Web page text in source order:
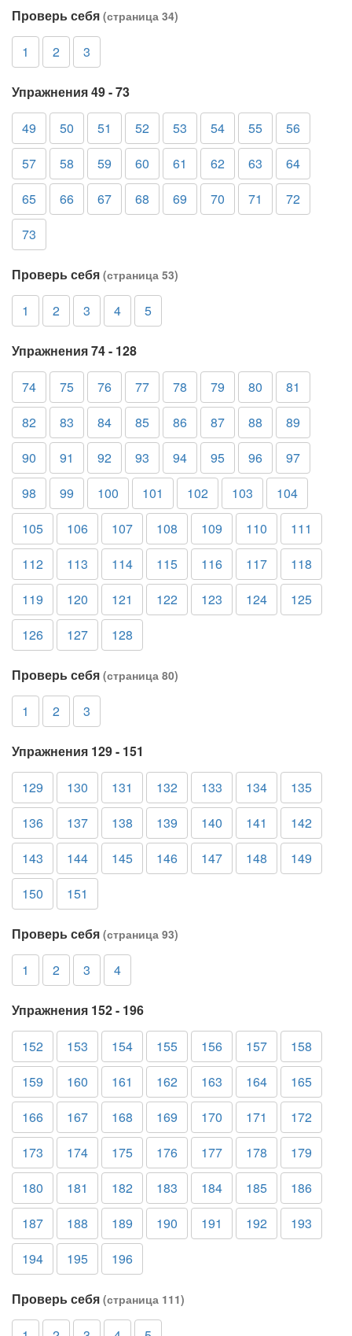
Проверь себя (страница 34)
1 2 3
Упражнения 49 - 73
49
50 51 52 53 54 55
56
57
58 59 60 61 62 63
64
65
66 67 68 69 70 71
72
73
Проверь себя (страница 53)
1 2 3 4 5
Упражнения 74 - 128
74
75 76 77 78 79 80
81
82
83 84 85 86 87 88
89
90
91 92 93 94 95 96
97
98
99 100 101 102 103
104
105
106 107 108 109 110
111
112
113 114 115 116 117
118
119
120 121 122 123 124
125
126
127 128
Проверь себя (страница 80)
1 2 3
Упражнения 129 - 151
129
130 131 132 133 134
135
136
137 138 139 140 141
142
143
144 145 146 147 148
149
150
151
Проверь себя (страница 93)
1 2 3 4
Упражнения 152 - 196
152
153 154 155 156 157
158
159
160 161 162 163 164
165
166
167 168 169 170 171
172
173
174 175 176 177 178
179
180
181 182 183 184 185
186
187
188 189 190 191 192
193
194
195 196
Проверь себя (страница 111)